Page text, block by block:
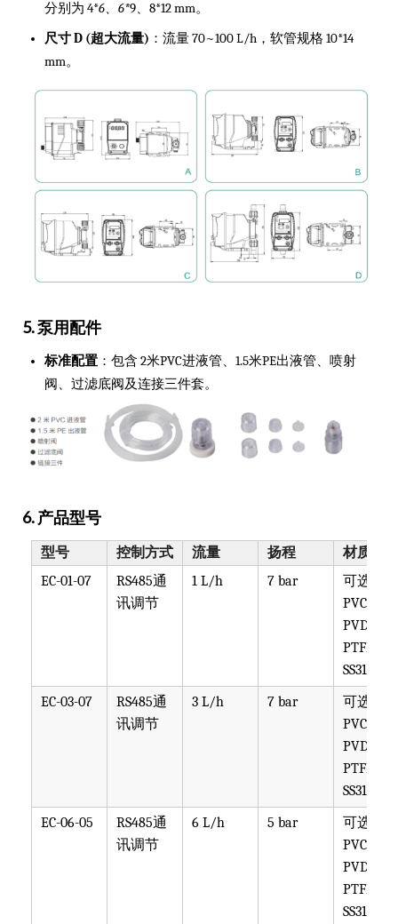
分别为 4*6、6*9、8*12 mm。
尺寸 D (超大流量) ：流量 70~100 L/h，软管规格 10*14
mm。
5. 泵用配件
标准配置 ：包含 2米PVC进液管、1.5米PE出液管、喷射
阀、过滤底阀及连接三件套。
6. 产品型号
型号 控制方式 流量 扬程
材质
EC-01-07
RS485通
讯调节
1 L/h 7 bar
可选
PVC,
PVDF,
PTFE,
SS316
EC-03-07
RS485通
讯调节
3 L/h 7 bar
可选
PVC,
PVDF,
PTFE,
SS316
EC-06-05
RS485通
讯调节
6 L/h 5 bar
可选
PVC,
PVDF,
PTFE,
SS316